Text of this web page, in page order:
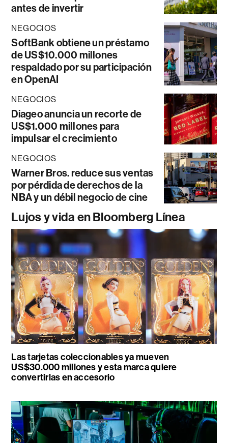
antes de invertir
NEGOCIOS
SoftBank obtiene un préstamo
de US$10.000 millones
respaldado por su participación
en OpenAI
NEGOCIOS
Diageo anuncia un recorte de
US$1.000 millones para
impulsar el crecimiento
NEGOCIOS
Warner Bros. reduce sus ventas
por pérdida de derechos de la
NBA y un débil negocio de cine
Lujos y vida en Bloomberg Línea
Las tarjetas coleccionables ya mueven
US$30.000 millones y esta marca quiere
convertirlas en accesorio